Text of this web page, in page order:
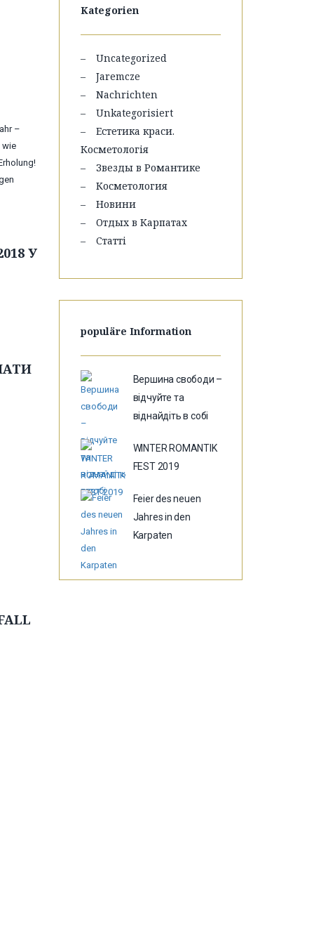
–
wie
У
Kategorien
Uncategorized
Jaremcze
Nachrichten
Unkategorisiert
Естетика краси.
Косметологія
Звезды в Романтике
Косметология
Новини
Отдых в Карпатах
Статті
populäre Information
Вершина свободи –
відчуйте та
віднайдіть в собі
WINTER ROMANTIK
FEST 2019
Feier des neuen
Jahres in den
Karpaten